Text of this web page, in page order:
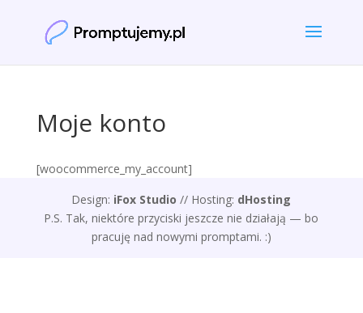
Moje konto
[woocommerce_my_account]
Design: iFox Studio // Hosting: dHosting
P.S. Tak, niektóre przyciski jeszcze nie działają — bo
pracuję nad nowymi promptami. :)